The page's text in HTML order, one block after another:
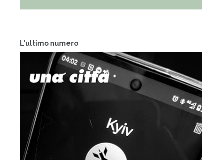
L'ultimo numero